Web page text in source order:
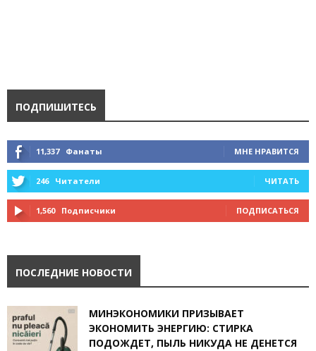
ПОДПИШИТЕСЬ
11,337 Фанаты МНЕ НРАВИТСЯ
246 Читатели ЧИТАТЬ
1,560 Подписчики ПОДПИСАТЬСЯ
ПОСЛЕДНИЕ НОВОСТИ
МИНЭКОНОМИКИ ПРИЗЫВАЕТ
ЭКОНОМИТЬ ЭНЕРГИЮ: СТИРКА
ПОДОЖДЕТ, ПЫЛЬ НИКУДА НЕ ДЕНЕТСЯ